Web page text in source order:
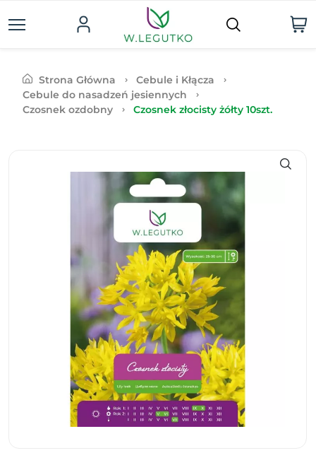
Strona Główna
Cebule i Kłącza
Cebule do nasadzeń jesiennych
Czosnek ozdobny
Czosnek złocisty żółty 10szt.